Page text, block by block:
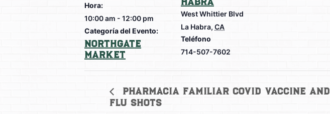
Hora:
10:00 am - 12:00 pm
Categoría del Evento:
Northgate
Market
West Whittier Blvd
La Habra, CA
Teléfono
714-507-7602
Pharmacia Familiar Covid Vaccine and
Flu Shots